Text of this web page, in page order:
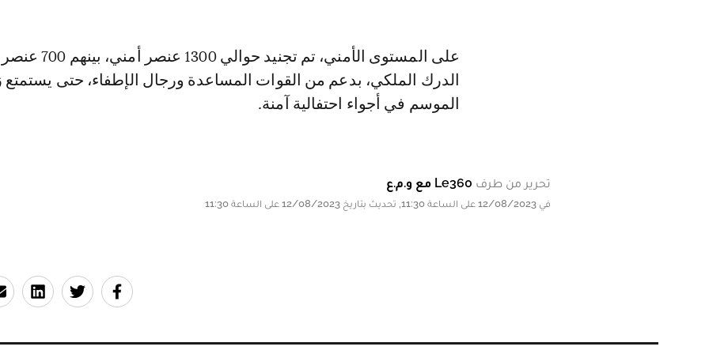
على المستوى الأمني، تم تجنيد حوالي 1300
الدرك الملكي، بدعم من القوات المساعدة ورجال الإطفاء، حتى يستمتع
الموسم في أجواء احتفالية آمنة.
تحرير من طرف Le360 مع و.م.ع
في 12/08/2023 على الساعة 11:30, تحديث بتاريخ 12/08/2023 على الساعة 11:30